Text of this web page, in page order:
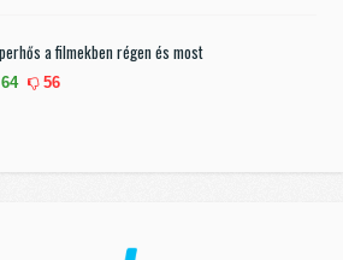
a filmekben régen és most
56